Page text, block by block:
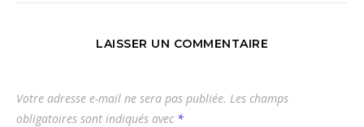
LAISSER UN COMMENTAIRE
Votre adresse e-mail ne sera pas publiée. Les champs
obligatoires sont indiqués avec *